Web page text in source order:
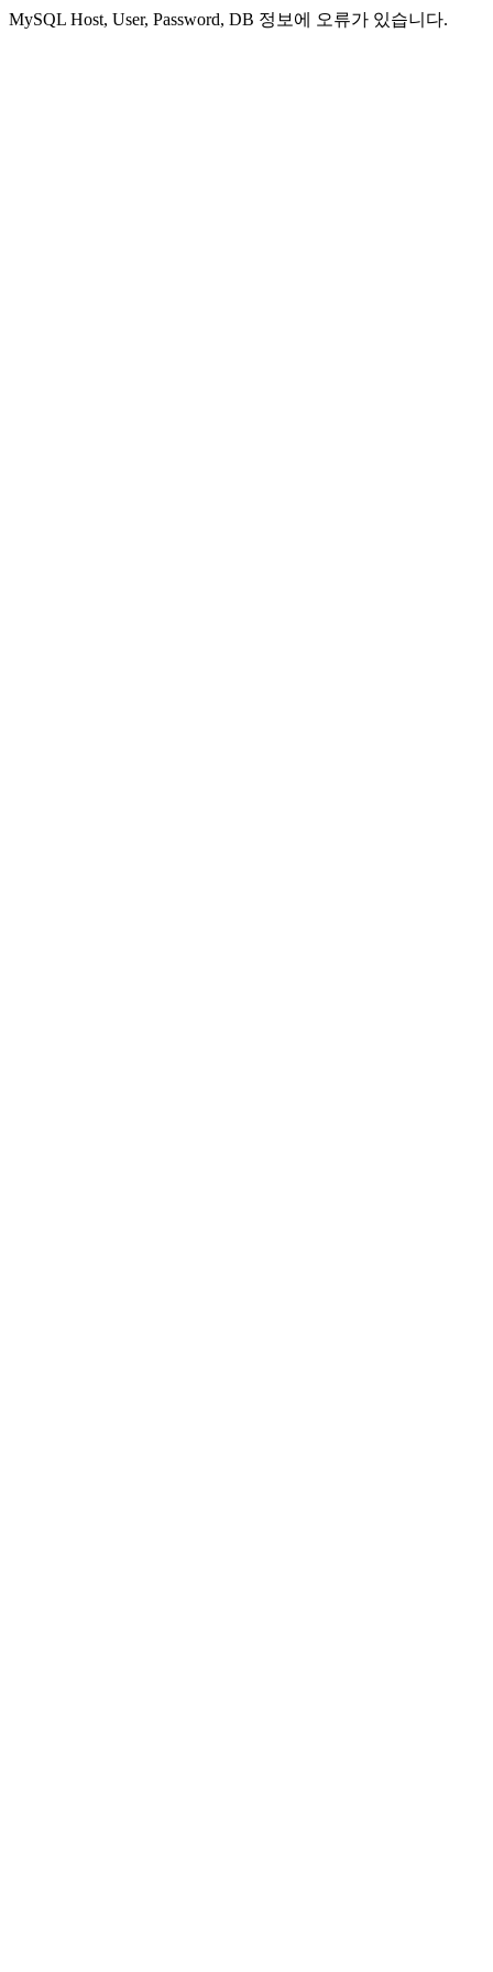
MySQL Host, User, Password, DB 정보에 오류가 있습니다.